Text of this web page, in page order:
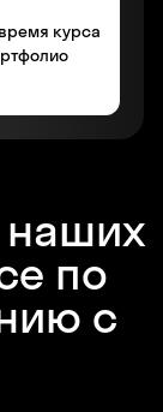
курса
по
с